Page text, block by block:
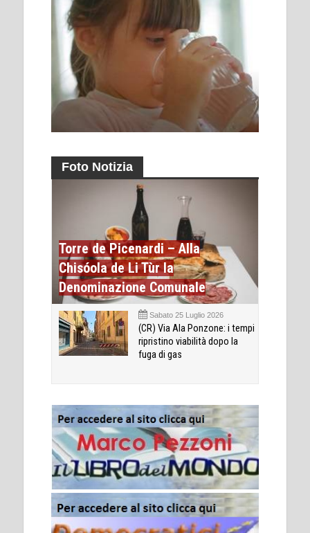
Foto Notizia
Torre de Picenardi – Alla
Chisóola de Li Tùr la
Denominazione Comunale
Sabato 25 Luglio 2026
(CR) Via Ala Ponzone: i tempi
ripristino viabilità dopo la
fuga di gas